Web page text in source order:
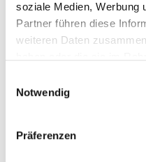
soziale Medien, Werbung
Partner führen diese
weiteren Daten
Notwendig
Präferenzen
den Bauhof entdeckt 😊
Wir sind schon sehr